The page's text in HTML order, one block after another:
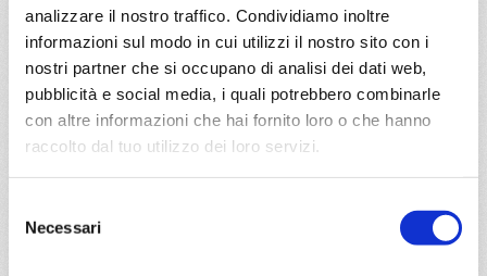
analizzare il nostro traffico. Condividiamo inoltre
informazioni sul modo in cui utilizzi il nostro sito con i
nostri partner che si occupano di analisi dei dati web,
pubblicità e social media, i quali potrebbero combinarle
con altre informazioni che hai fornito loro o che hanno
raccolto dal tuo utilizzo dei loro servizi.
delNecessari
Sud America8 giorni
Buenos Aires, Sao paulo (santos), Camboriu, Punta Del
Este, Buenos Aires